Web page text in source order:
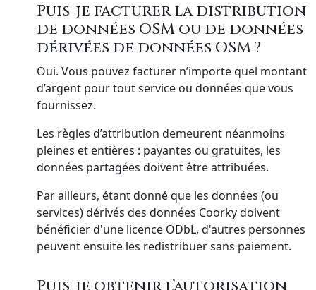
Puis-je facturer la distribution
de données OSM ou de données
dérivées de données OSM ?
Oui. Vous pouvez facturer n’importe quel montant
d’argent pour tout service ou données que vous
fournissez.
Les règles d’attribution demeurent néanmoins
pleines et entières : payantes ou gratuites, les
données partagées doivent être attribuées.
Par ailleurs, étant donné que les données (ou
services) dérivés des données Coorky doivent
bénéficier d'une licence ODbL, d'autres personnes
peuvent ensuite les redistribuer sans paiement.